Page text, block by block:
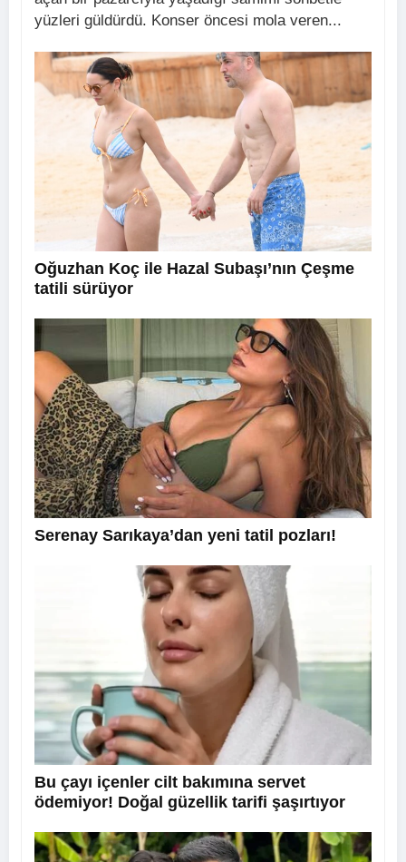
yüzleri güldürdü. Konser öncesi mola veren...
Oğuzhan Koç ile Hazal Subaşı’nın Çeşme
tatili sürüyor
Serenay Sarıkaya’dan yeni tatil pozları!
Bu çayı içenler cilt bakımına servet
ödemiyor! Doğal güzellik tarifi şaşırtıyor